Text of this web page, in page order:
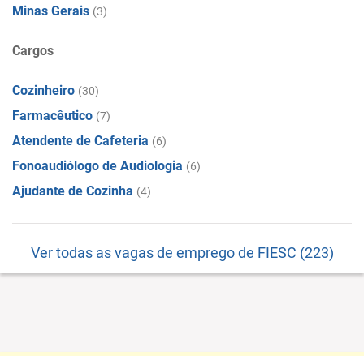
Minas Gerais (3)
Cargos
Cozinheiro (30)
Farmacêutico (7)
Atendente de Cafeteria (6)
Fonoaudiólogo de Audiologia (6)
Ajudante de Cozinha (4)
Ver todas as vagas de emprego de FIESC (223)